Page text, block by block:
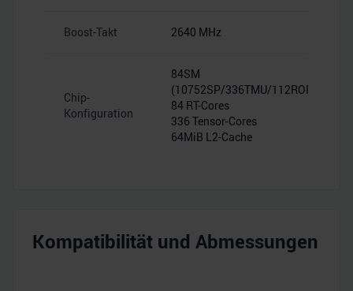
Boost-Takt 2640 MHz
Chip-
Konfiguration
84SM
(10752SP/336TMU/112ROP)
84 RT-Cores
336 Tensor-Cores
64MiB L2-Cache
Kompatibilität und Abmessungen